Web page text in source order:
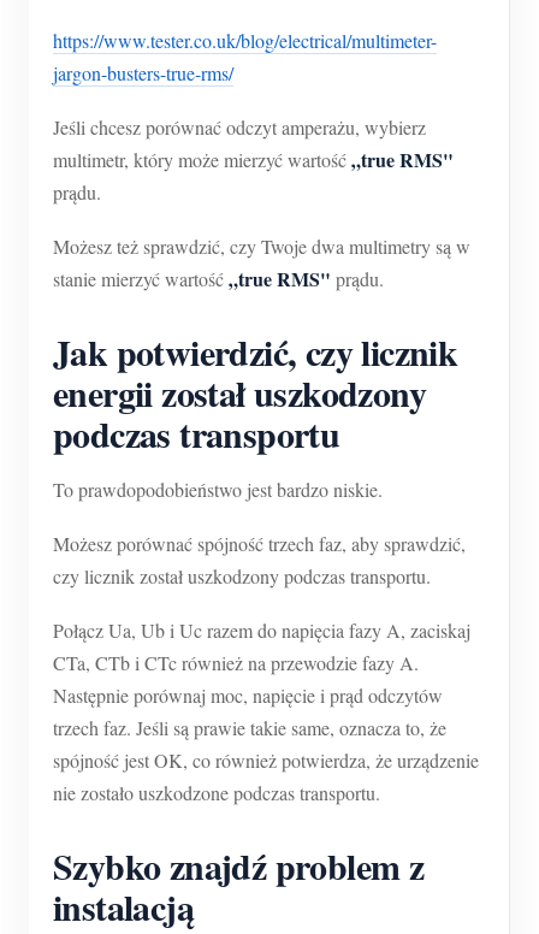
https://www.tester.co.uk/blog/electrical/multimeter-
jargon-busters-true-rms/
Jeśli chcesz porównać odczyt amperażu, wybierz
multimetr, który może mierzyć wartość„true RMS"
prądu.
Możesz też sprawdzić, czy Twoje dwa multimetry są w
stanie mierzyć wartość„true RMS" prądu.
Jak potwierdzić, czy licznik
energii został uszkodzony
podczas transportu
To prawdopodobieństwo jest bardzo niskie.
Możesz porównać spójność trzech faz, aby sprawdzić,
czy licznik został uszkodzony podczas transportu.
Połącz Ua, Ub i Uc razem do napięcia fazy A, zaciskaj
CTa, CTb i CTc również na przewodzie fazy A.
Następnie porównaj moc, napięcie i prąd odczytów
trzech faz. Jeśli są prawie takie same, oznacza to, że
spójność jest OK, co również potwierdza, że urządzenie
nie zostało uszkodzone podczas transportu.
Szybko znajdź problem z
instalacją